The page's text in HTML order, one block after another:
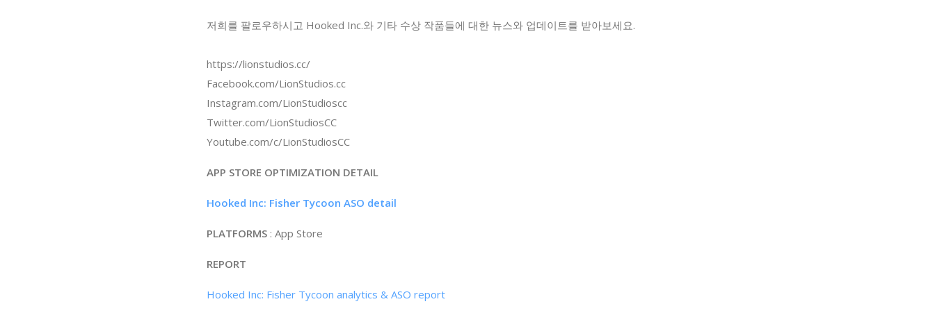
저희를 팔로우하시고 Hooked Inc.와 기타 수상 작품들에 대한 뉴스와 업데이트를 받아보세요.
https://lionstudios.cc/
Facebook.com/LionStudios.cc
Instagram.com/LionStudioscc
Twitter.com/LionStudiosCC
Youtube.com/c/LionStudiosCC
APP STORE OPTIMIZATION DETAIL
Hooked Inc: Fisher Tycoon ASO detail
PLATFORMS : App Store
REPORT
Hooked Inc: Fisher Tycoon analytics & ASO report